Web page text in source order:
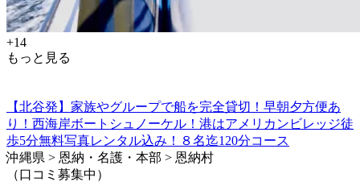
+14
もっと見る
【北谷発】家族やグループで船を完全貸切！早朝夕方便あ
り！西海岸ボートシュノーケル！港はアメリカンビレッジ徒
歩5分無料写真レンタル込み！８名迄120分コース
沖縄県 > 恩納・名護・本部 > 恩納村
（口コミ募集中）